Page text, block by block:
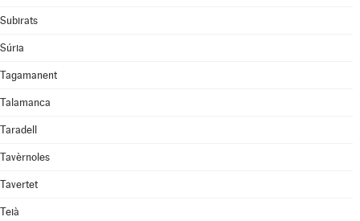
Subirats
Súria
Tagamanent
Talamanca
Taradell
Tavèrnoles
Tavertet
Teià